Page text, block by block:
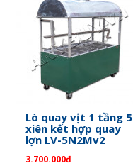
Lò quay vịt 1 tầng 5
xiên kết hợp quay
lợn LV-5N2Mv2
3.700.000đ